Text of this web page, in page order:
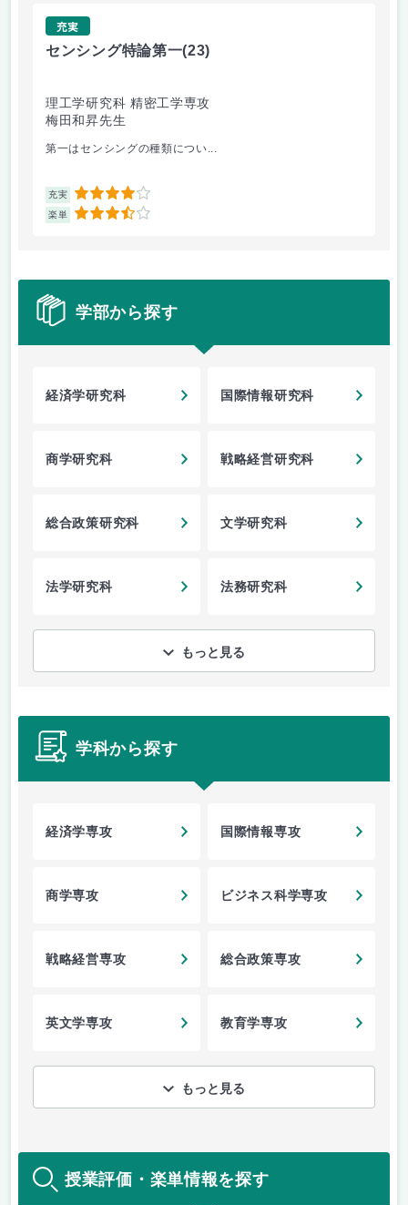
充実
センシング特論第一(23)
理工学研究科 精密工学専攻
梅田和昇先生
第一はセンシングの種類につい...
充実 4
楽単 3.5
学部から探す
経済学研究科 国際情報研究科
商学研究科 戦略経営研究科
総合政策研究科 文学研究科
法学研究科 法務研究科
もっと見る
学科から探す
経済学専攻 国際情報専攻
商学専攻 ビジネス科学専攻
戦略経営専攻 総合政策専攻
英文学専攻 教育学専攻
もっと見る
授業評価・楽単情報を探す